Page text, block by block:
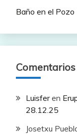
Baño en el
Luisferen
28.12.25
Josetxu